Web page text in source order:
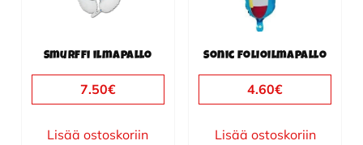
Smurffi ilmapallo
7.50€
Lisää ostoskoriin
Sonic folioilmapallo
4.60€
Lisää ostoskoriin